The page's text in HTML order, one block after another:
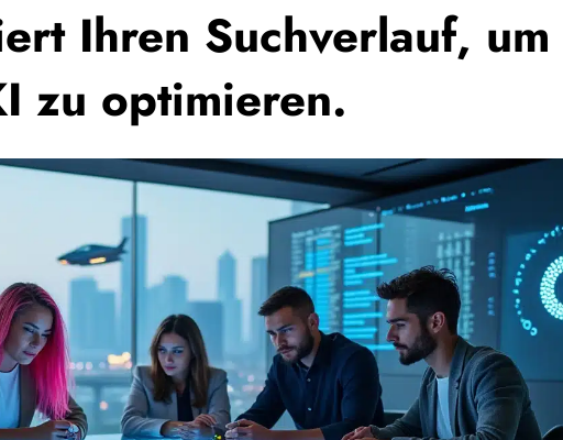
Ihren Suchverlauf, um
zu optimieren.